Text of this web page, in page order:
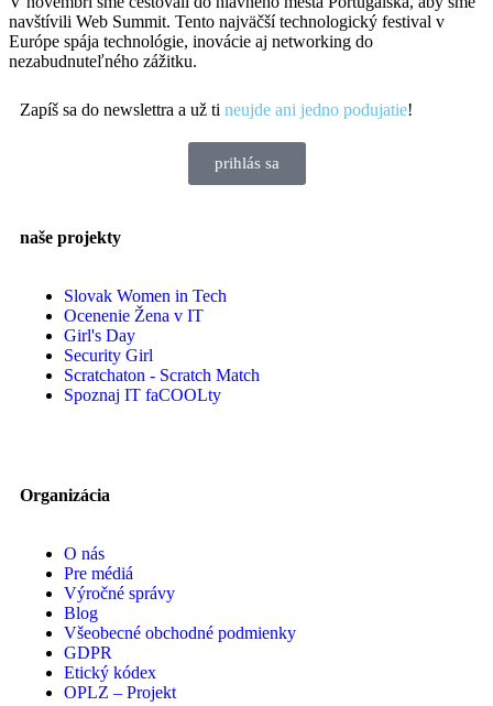
navštívili Web Summit. Tento najväčší technologický festival v
Európe spája technológie, inovácie aj networking do
nezabudnuteľného zážitku.
Zapíš sa do newslettra a už ti neujde ani jedno podujatie!
prihlás sa
naše projekty
Slovak Women in Tech
Ocenenie Žena v IT
Girl's Day
Security Girl
Scratchaton - Scratch Match
Spoznaj IT faCOOLty
Organizácia
O nás
Pre médiá
Výročné správy
Blog
Všeobecné obchodné podmienky
GDPR
Etický kódex
OPLZ – Projekt